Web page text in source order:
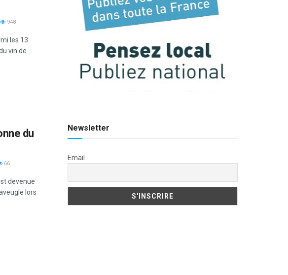
948
les 13
vin de ...
du
66
devenue
lors
Newsletter
Email